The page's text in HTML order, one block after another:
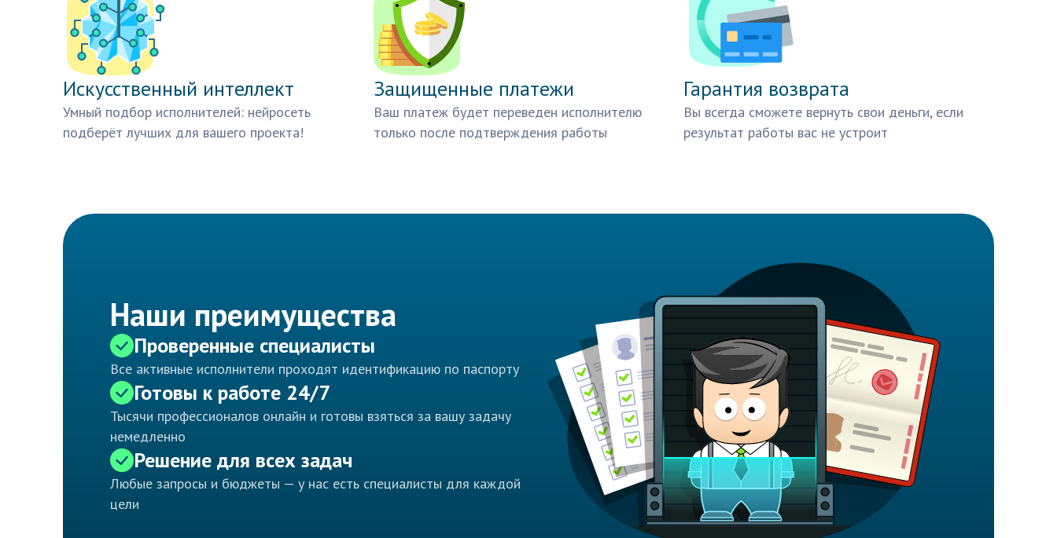
Искусственный интеллект
Умный подбор исполнителей: нейросеть
подберёт лучших для вашего проекта!
Защищенные платежи
Ваш платеж будет переведен исполнителю
только после подтверждения работы
Гарантия возврата
Вы всегда сможете вернуть свои деньги, если
результат работы вас не устроит
Наши преимущества
Проверенные специалисты
Все активные исполнители проходят идентификацию по паспорту
Готовы к работе 24/7
Тысячи профессионалов онлайн и готовы взяться за вашу задачу
немедленно
Решение для всех задач
Любые запросы и бюджеты — у нас есть специалисты для каждой
цели